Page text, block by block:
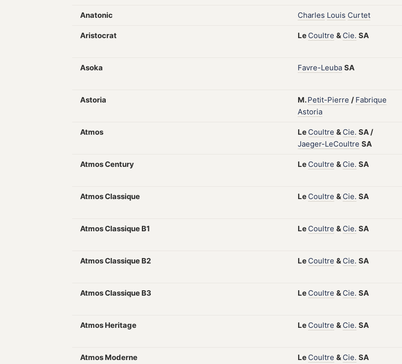
Anatonic Charles Louis Curtet
Aristocrat Le Coultre & Cie. SA
Asoka Favre-Leuba SA
Astoria M.Petit-Pierre / Fabrique
Astoria
Atmos Le Coultre & Cie. SA/
Jaeger-LeCoultre SA
Atmos Century Le Coultre & Cie. SA
Atmos Classique Le Coultre & Cie. SA
Atmos Classique B1 Le Coultre & Cie. SA
Atmos Classique B2 Le Coultre & Cie. SA
Atmos Classique B3 Le Coultre & Cie. SA
Atmos Heritage Le Coultre & Cie. SA
Atmos Moderne Le Coultre & Cie. SA